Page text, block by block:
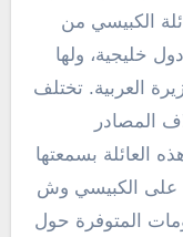
الكبيسي من
خليجية، ولها
العربية. تختلف
المصادر
العائلة بسمعتها
على الكبيسي وش
المتوفرة حول